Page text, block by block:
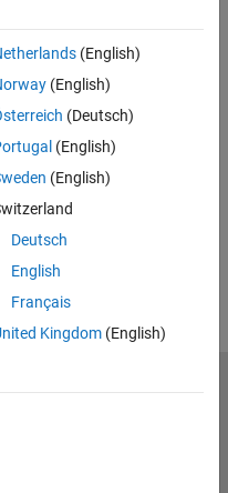
information?
(English)
(English)
(Deutsch)
(English)
(English)
Deutsch
English
Français
Kingdom(English)
sulla privacy